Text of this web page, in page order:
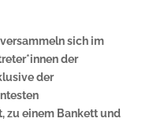
sich im
der
der
zu einem Bankett und